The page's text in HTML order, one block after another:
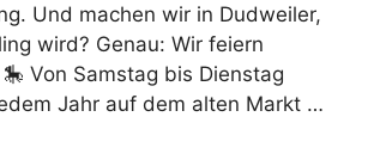
Und machen wir in Dudweiler,
wird? Genau: Wir feiern
Von Samstag bis Dienstag
Jahr auf dem alten Markt …